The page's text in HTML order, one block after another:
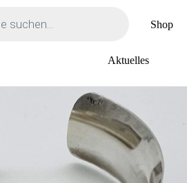
Shop
Aktuelles